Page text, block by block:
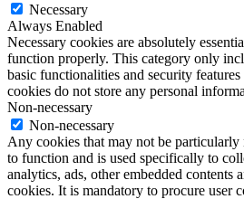
Necessary
Always Enabled
Necessary cookies are absolutely
function properly. This category only
basic functionalities and security
cookies do not store any personal
Non-necessary
Non-necessary
Any cookies that may not be particularly
to function and is used specifically to
analytics, ads, other embedded contents
cookies. It is mandatory to procure user